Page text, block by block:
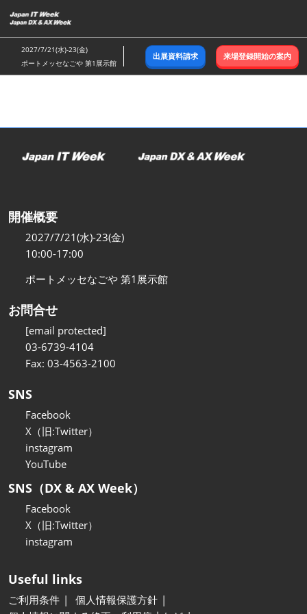
キ
ッ
し
む
2027/7/21(水)-23(金)
ポートメッセなごや 第1展示館
出展資料請求 来場登録開始の案内
開催概要
2027/7/21(水)-23(金)
10:00-17:00
ポートメッセなごや 第1展示館
お問合せ
[email protected]
03-6739-4104
Fax: 03-4563-2100
SNS
Facebook
X（旧:Twitter）
instagram
YouTube
SNS（DX & AX Week）
Facebook
X（旧:Twitter）
instagram
Useful links
ご利用条件
個人情報保護方針